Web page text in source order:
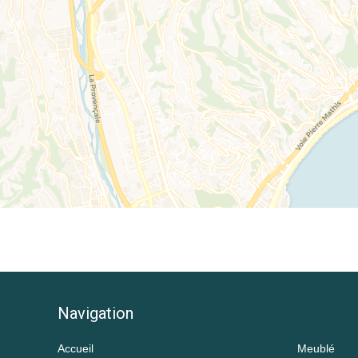
Navigation
Accueil Meublé